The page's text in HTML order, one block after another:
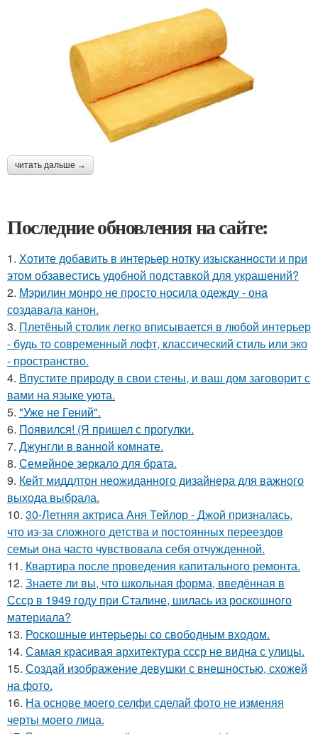
читать дальше →
Последние обновления на сайте:
1. Хотите добавить в интерьер нотку изысканности и при
этом обзавестись удобной подставкой для украшений?
2. Мэрилин монро не просто носила одежду - она
создавала канон.
3. Плетёный столик легко вписывается в любой интерьер
- будь то современный лофт, классический стиль или эко
- пространство.
4. Впустите природу в свои стены, и ваш дом заговорит с
вами на языке уюта.
5. "Уже не Гений".
6. Появился! (Я пришел с прогулки.
7. Джунгли в ванной комнате.
8. Семейное зеркало для брата.
9. Кейт миддлтон неожиданного дизайнера для важного
выхода выбрала.
10. 30-Летняя актриса Аня Тейлор - Джой призналась,
что из-за сложного детства и постоянных переездов
семьи она часто чувствовала себя отчужденной.
11. Квартира после проведения капитального ремонта.
12. Знаете ли вы, что школьная форма, введённая в
Ссср в 1949 году при Сталине, шилась из роскошного
материала?
13. Роскошные интерьеры со свободным входом.
14. Самая красивая архитектура ссср не видна с улицы.
15. Создай изображение девушки с внешностью, схожей
на фото.
16. На основе моего селфи сделай фото не изменяя
черты моего лица.